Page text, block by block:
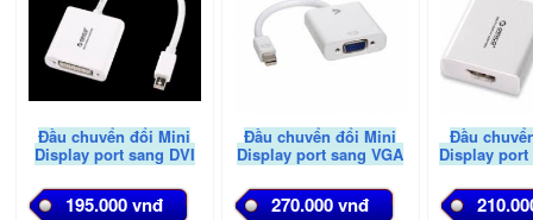
Đầu chuyển đổi Mini
Display port sang DVI
195.000 vnđ
Đầu chuyển đổi Mini
Display port sang VGA
270.000 vnđ
Đầu
Display port